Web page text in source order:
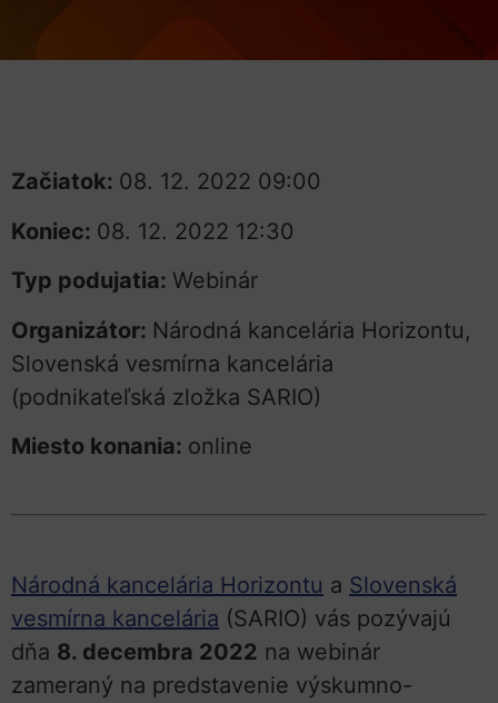
Začiatok: 08. 12. 2022 09:00
Koniec: 08. 12. 2022 12:30
Typ podujatia: Webinár
Organizátor: Národná kancelária Horizontu,
Slovenská vesmírna kancelária
(podnikateľská zložka SARIO)
Miesto konania: online
Národná kancelária Horizontu a Slovenská
vesmírna kancelária (SARIO) vás pozývajú
dňa 8. decembra 2022 na webinár
zameraný na predstavenie výskumno-